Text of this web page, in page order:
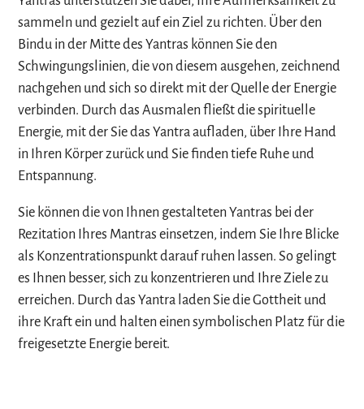
sammeln und gezielt auf ein Ziel zu richten. Über den
Bindu in der Mitte des Yantras können Sie den
Schwingungslinien, die von diesem ausgehen, zeichnend
nachgehen und sich so direkt mit der Quelle der Energie
verbinden. Durch das Ausmalen fließt die spirituelle
Energie, mit der Sie das Yantra aufladen, über Ihre Hand
in Ihren Körper zurück und Sie finden tiefe Ruhe und
Entspannung.
Sie können die von Ihnen gestalteten Yantras bei der
Rezitation Ihres Mantras einsetzen, indem Sie Ihre Blicke
als Konzentrationspunkt darauf ruhen lassen. So gelingt
es Ihnen besser, sich zu konzentrieren und Ihre Ziele zu
erreichen. Durch das Yantra laden Sie die Gottheit und
ihre Kraft ein und halten einen symbolischen Platz für die
freigesetzte Energie bereit.